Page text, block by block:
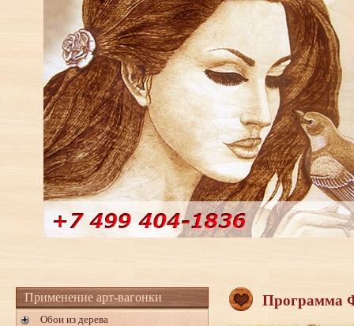
Применение арт-вагонки
Обои из дерева
Программа